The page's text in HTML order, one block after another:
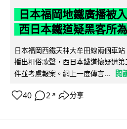
日本福岡地鐵廣播被
西日本鐵道疑黑客所為
日本福岡西鐵天神大牟田線兩個車
播出粗俗歌聲，西日本鐵道懷疑遭
件並考慮報案。網上一度傳言...
閱
40 2 ↗ 分享